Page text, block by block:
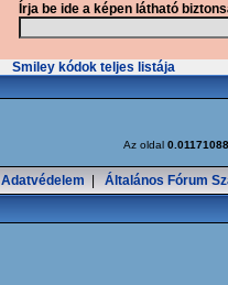
Írja be ide a képen látható
Smiley kódok teljes listája
Az oldal
Adatvédelem Általános Fórum